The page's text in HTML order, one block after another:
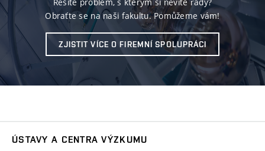
Řešíte problém, s kterým si nevíte rady?
Obraťte se na naši fakultu. Pomůžeme vám!
ZJISTIT VÍCE O FIREMNÍ SPOLUPRÁCI
ÚSTAVY A CENTRA VÝZKUMU